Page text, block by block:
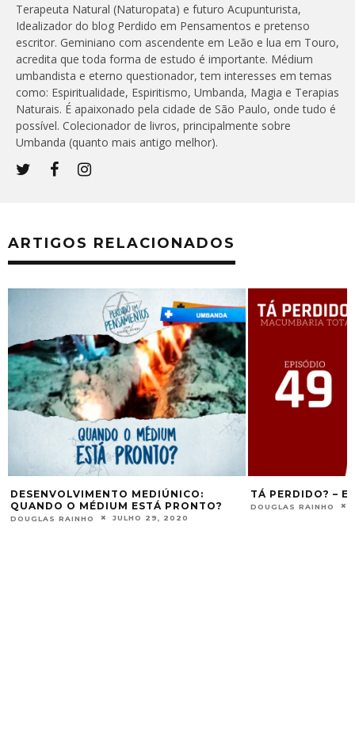
Terapeuta Natural (Naturopata) e futuro Acupunturista,
Idealizador do blog Perdido em Pensamentos e pretenso
escritor. Geminiano com ascendente em Leão e lua em Touro,
acredita que toda forma de estudo é importante. Médium
umbandista e eterno questionador, tem interesses em temas
como: Espiritualidade, Espiritismo, Umbanda, Magia e Terapias
Naturais. É apaixonado pela cidade de São Paulo, onde tudo é
possível. Colecionador de livros, principalmente sobre
Umbanda (quanto mais antigo melhor).
ARTIGOS RELACIONADOS
DESENVOLVIMENTO MEDIÚNICO:
QUANDO O MÉDIUM ESTÁ PRONTO?
DOUGLAS RAINHO JULHO 29, 2020
TÁ PERDIDO? –
DOUGLAS RAINHO